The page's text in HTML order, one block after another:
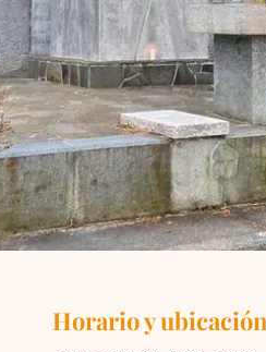
Horario y ubicación